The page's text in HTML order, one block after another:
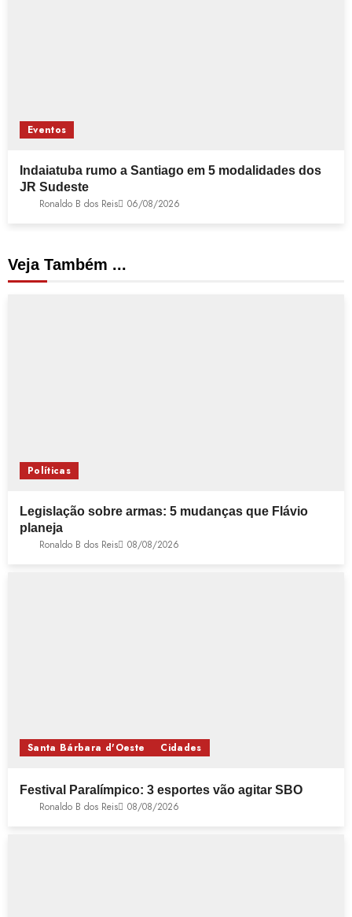
Eventos
Indaiatuba rumo a Santiago em 5 modalidades dos
JR Sudeste
Ronaldo B dos Reis 06/08/2026
Veja Também ...
Políticas
Legislação sobre armas: 5 mudanças que Flávio
planeja
Ronaldo B dos Reis 08/08/2026
Santa Bárbara d'Oeste Cidades
Festival Paralímpico: 3 esportes vão agitar SBO
Ronaldo B dos Reis 08/08/2026